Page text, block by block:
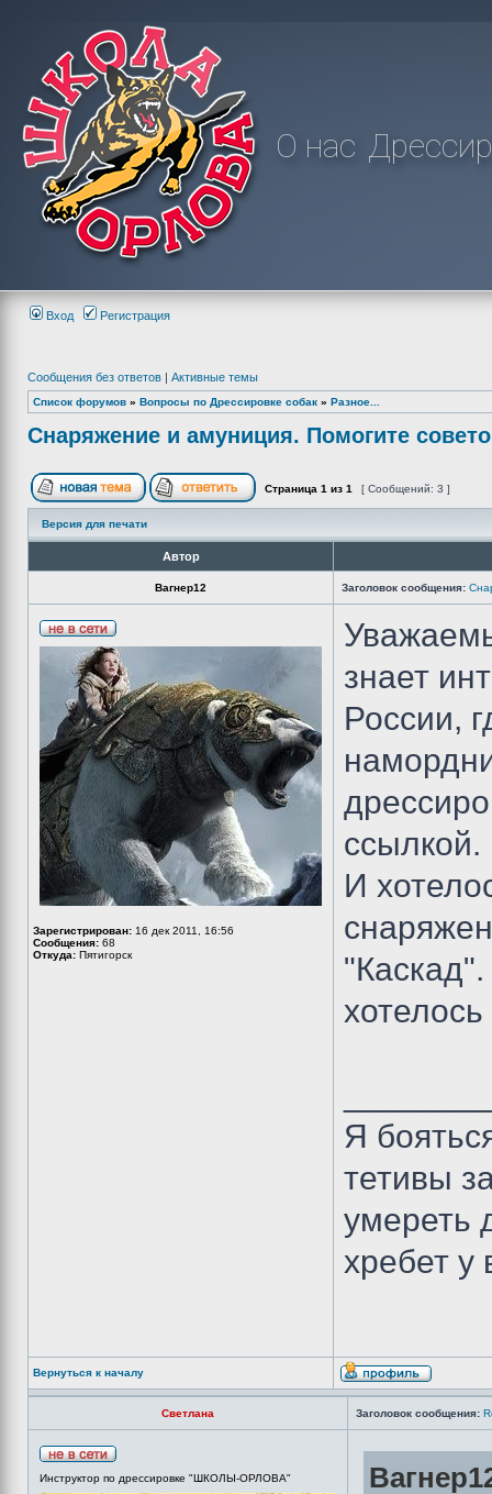
О нас
Вход Регистрация
Сообщения без ответов | Активные темы
Список форумов » Вопросы по Дрессировке собак » Разное...
Снаряжение и амуниция. Помогите
Страница 1 из 1 [ Сообщений: 3 ]
Версия для печати
Автор
Вагнер12 Заголовок сообщения:
Зарегистрирован: 16 дек 2011, 16:56
Сообщения: 68
Откуда: Пятигорск
знает
России,
ссылкой.
И
Я
тетивы
умереть
хребет у
Вернуться к началу
Светлана Заголовок сообщения:
Инструктор по дрессировке "ШКОЛЫ-ОРЛОВА"